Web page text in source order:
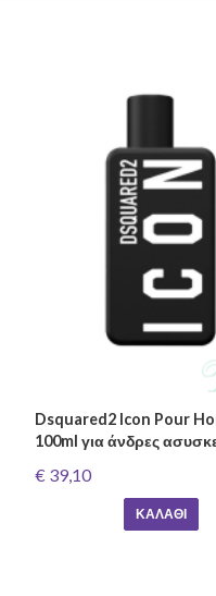
Dsquared2 Icon Pour
100ml για άνδρες
€ 39,10
ΚΑΛΆΘΙ